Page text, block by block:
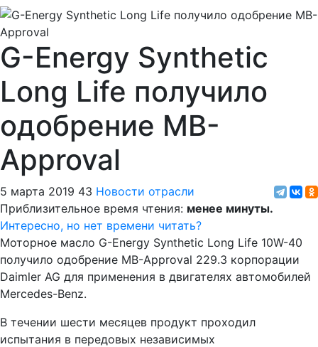
G-Energy Synthetic
Long Life получило
одобрение MB-
Approval
5 марта 2019 43 Новости отрасли
Приблизительное время чтения: менее минуты.
Интересно, но нет времени читать?
Моторное масло G-Energy Synthetic Long Life 10W-40
получило одобрение MB-Approval 229.3 корпорации
Daimler AG для применения в двигателях автомобилей
Mercedes-Benz.
В течении шести месяцев продукт проходил
испытания в передовых независимых